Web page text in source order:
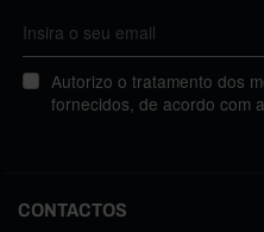
Autorizo o tratamento dos
fornecidos, de acordo com a
CONTACTOS